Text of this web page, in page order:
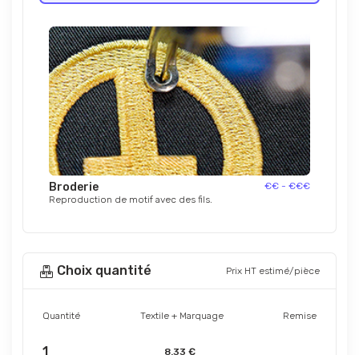
Broderie
€€ - €€€
Reproduction de motif avec des fils.
Choix quantité Prix HT estimé/pièce
Quantité Textile + Marquage Remise
1 8.33 €